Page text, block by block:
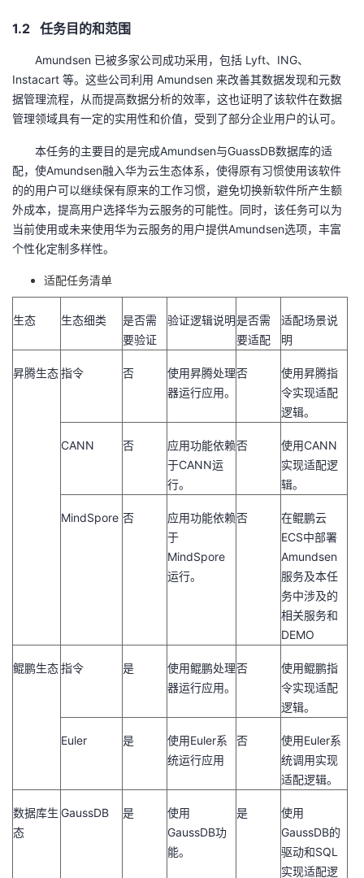
1.2 任务目的和范围
Amundsen 已被多家公司成功采用，包括 Lyft、 ING、
Instacart 等。这些公司利用 Amundsen 来改善其数据发现和元数
据管理流程，从而提高数据分析的效率，这也证明了该软件在数据
管理领域具有一定的实用性和价值，受到了部分企业用户的认可。
本任务的主要目的是完成Amundsen与GuassDB数据库的适
配，使Amundsen融入华为云生态体系，使得原有习惯使用该软件
的的用户可以继续保有原来的工作习惯，避免切换新软件所产生额
外成本，提高用户选择华为云服务的可能性。同时，该任务可以为
当前使用或未来使用华为云服务的用户提供Amundsen选项，丰富
个性化定制多样性。
适配任务清单
生态 生态细类
是否需
要验证
验证逻辑说明是否需
要适配
适配场景说
明
昇腾生态指令 否
使用昇腾处理
器运行应用。
否
使用昇腾指
令实现适配
逻辑。
CANN 否
应用功能依赖
于CANN运
行。
否 使用CANN
实现适配逻
辑。
MindSpore 否
应用功能依赖
于
MindSpore
运行。
否
在鲲鹏云
ECS中部署
Amundsen
服务及本任
务中涉及的
相关服务和
DEMO
鲲鹏生态指令 是
使用鲲鹏处理
器运行应用。
否
使用鲲鹏指
令实现适配
逻辑。
Euler 是 使用Euler系
统运行应用
否 使用Euler系
统调用实现
适配逻辑。
数据库生
态
GaussDB 是
使用
GaussDB功
能。
是
使用
GaussDB的
驱动和SQL
实现适配逻